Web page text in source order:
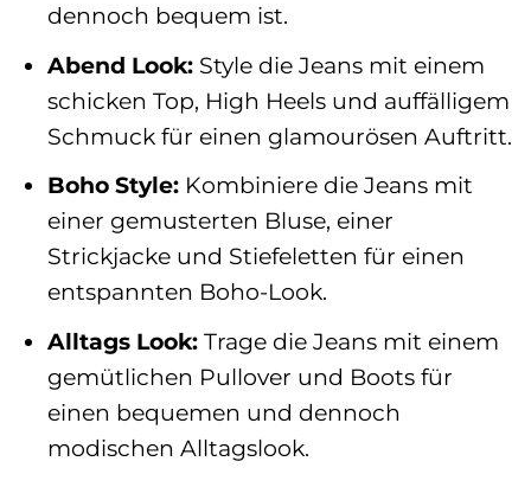
dennoch bequem ist.
Abend Look:Style die Jeans mit einem
schicken Top, High Heels und auffälligem
Schmuck für einen glamourösen Auftritt.
Boho Style:Kombiniere die Jeans mit
einer gemusterten Bluse, einer
Strickjacke und Stiefeletten für einen
entspannten Boho-Look.
Alltags Look:Trage die Jeans mit einem
gemütlichen Pullover und Boots für
einen bequemen und dennoch
modischen Alltagslook.